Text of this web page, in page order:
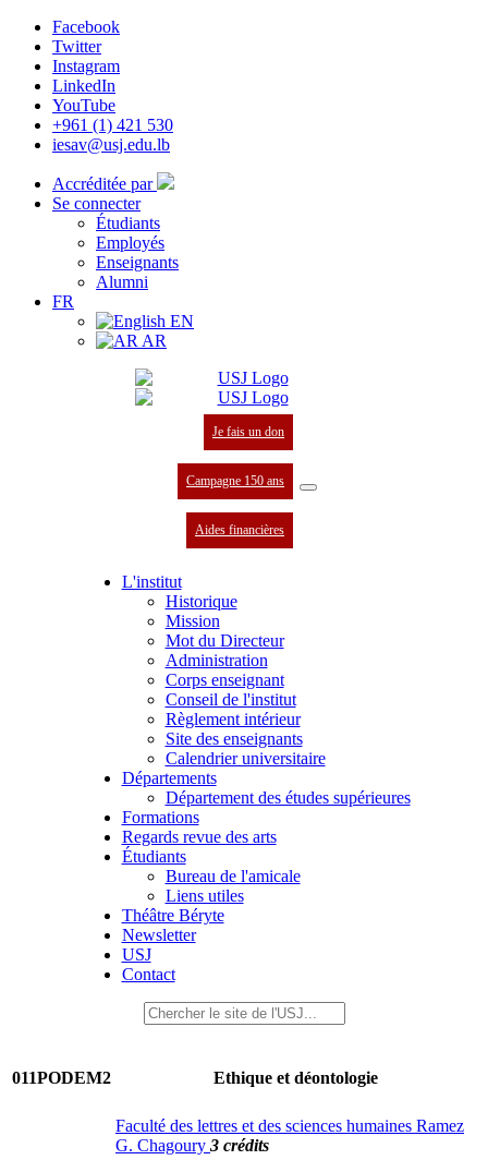
Facebook
Twitter
Instagram
LinkedIn
YouTube
+961 (1) 421 530
iesav@usj.edu.lb
Accréditée par
Se connecter
Étudiants
Employés
Enseignants
Alumni
FR
EN
AR
Je fais un don
Campagne 150 ans
Aides financières
L'institut
Historique
Mission
Mot du Directeur
Administration
Corps enseignant
Conseil de l'institut
Règlement intérieur
Site des enseignants
Calendrier universitaire
Départements
Département des études supérieures
Formations
Regards revue des arts
Étudiants
Bureau de l'amicale
Liens utiles
Théâtre Béryte
Newsletter
USJ
Contact
011PODEM2 Ethique et déontologie
Faculté des lettres et des sciences humaines Ramez
G. Chagoury 3 crédits